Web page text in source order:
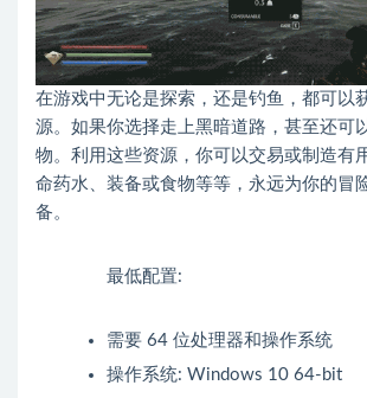
在游戏中无论是探索，还是钓鱼，都可以
源。如果你选择走上黑暗道路，甚至还可
物。利用这些资源，你可以交易或制造有
命药水、装备或食物等等，永远为你的冒
备。
最低配置:
需要 64 位处理器和操作系统
操作系统: Windows 10 64-bit